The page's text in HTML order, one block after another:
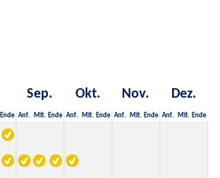
Sep. Okt. Nov. Dez.
Ende Anf. Mit. Ende Anf. Mit. Ende Anf. Mit. Ende Anf. Mit. Ende